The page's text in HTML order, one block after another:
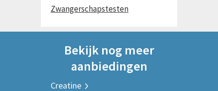
Zwangerschapstesten
Bekijk nog meer
aanbiedingen
Creatine